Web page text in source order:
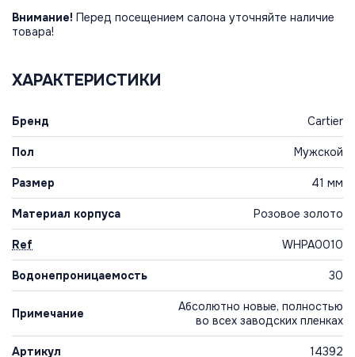
Внимание! Перед посещением салона уточняйте наличие
товара!
ХАРАКТЕРИСТИКИ
Бренд Cartier
Пол Мужской
Размер 41 мм
Материал корпуса Розовое золото
Ref WHPA0010
Водонепроницаемость 30
Примечание
Абсолютно новые, полностью
во всех заводских пленках
Артикул 14392